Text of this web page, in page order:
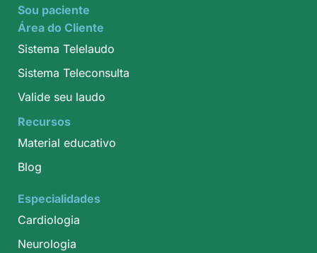
Sou paciente
Área do Cliente
Sistema Telelaudo
Sistema Teleconsulta
Valide seu laudo
Recursos
Material educativo
Blog
Especialidades
Cardiologia
Neurologia